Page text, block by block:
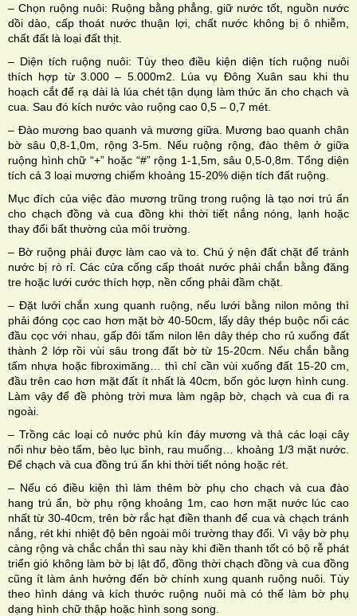
– Chọn ruộng nuôi: Ruộng bằng phẳng, giữ nước tốt, nguồn nước
dồi dào, cấp thoát nước thuận lợi, chất nước không bị ô nhiễm,
chất đất là loại đất thịt.
– Diện tích ruộng nuôi: Tùy theo điều kiện diện tích ruộng nuôi
thích hợp từ 3.000 – 5.000m2. Lúa vụ Đông Xuân sau khi thu
hoạch cắt để rạ dài là lúa chét tận dụng làm thức ăn cho chạch và
cua. Sau đó kích nước vào ruộng cao 0,5 – 0,7 mét.
– Đào mương bao quanh và mương giữa. Mương bao quanh chân
bờ sâu 0,8-1,0m, rộng 3-5m. Nếu ruộng rộng, đào thêm ở giữa
ruộng hình chữ “+” hoặc “#” rộng 1-1,5m, sâu 0,5-0,8m. Tổng diện
tích cả 3 loại mương chiếm khoảng 15-20% diện tích đất ruộng.
Mục đích của việc đào mương trũng trong ruộng là tạo nơi trú ẩn
cho chạch đồng và cua đồng khi thời tiết nắng nóng, lạnh hoặc
thay đổi bất thường của môi trường.
– Bờ ruộng phải được làm cao và to. Chú ý nện đất chặt để tránh
nước bị rò rỉ. Các cửa cống cấp thoát nước phải chắn bằng đăng
tre hoặc lưới cước thích hợp, nền cống phải đầm chặt.
– Đặt lưới chắn xung quanh ruộng, nếu lưới bằng nilon mỏng thì
phải đóng cọc cao hơn mặt bờ 40-50cm, lấy dây thép buộc nối các
đầu cọc với nhau, gấp đôi tấm nilon lên dây thép cho rủ xuống đất
thành 2 lớp rồi vùi sâu trong đất bờ từ 15-20cm. Nếu chắn bằng
tấm nhựa hoặc fibroximăng… thì chỉ cần vùi xuống đất 15-20 cm,
đầu trên cao hơn mặt đất ít nhất là 40cm, bốn góc lượn hình cung.
Làm vậy để đề phòng trời mưa làm ngập bờ, chạch và cua đi ra
ngoài.
– Trồng các loại cỏ nước phủ kín đáy mương và thả các loại cây
nổi như bèo tấm, bèo lục bình, rau muống… khoảng 1/3 mặt nước.
Để chạch và cua đồng trú ẩn khi thời tiết nóng hoặc rét.
– Nếu có điều kiện thì làm thêm bờ phụ cho chạch và cua đào
hang trú ẩn, bờ phụ rộng khoảng 1m, cao hơn mặt nước lúc cao
nhất từ 30-40cm, trên bờ rắc hạt điền thanh để cua và chạch tránh
nắng, rét khi nhiệt độ bên ngoài môi trường thay đổi. Vì vậy bờ phụ
càng rộng và chắc chắn thì sau này khi điền thanh tốt có bộ rễ phát
triển gió không làm bờ bị lật đổ, đồng thời chạch đồng và cua đồng
cũng ít làm ảnh hưởng đến bờ chính xung quanh ruộng nuôi. Tùy
theo hình dáng và kích thước ruộng nuôi mà có thể làm bờ phụ
dạng hình chữ thập hoặc hình song song.